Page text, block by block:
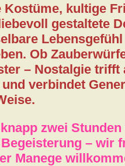
Kostüme, kultige
gestaltete
Ob
– Nostalgie trifft
verbindet
zwei
– wir
Manege